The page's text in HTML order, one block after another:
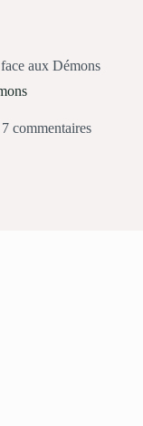
aux Démons
7 commentaires